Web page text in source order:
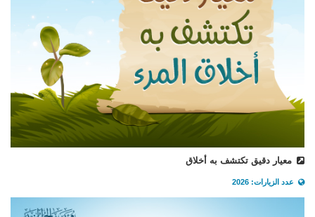
معيار دقيق تكتشف به أخلاق
عدد الزيارات: 2026